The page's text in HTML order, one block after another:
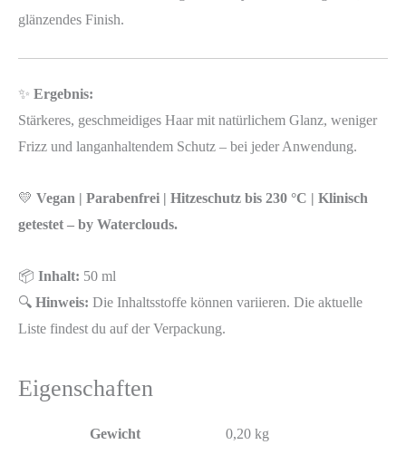
glänzendes Finish.
✨ Ergebnis:
Stärkeres, geschmeidiges Haar mit natürlichem Glanz, weniger
Frizz und langanhaltendem Schutz – bei jeder Anwendung.
💛 Vegan | Parabenfrei | Hitzeschutz bis 230 °C | Klinisch
getestet – by Waterclouds.
📦 Inhalt: 50 ml
🔍 Hinweis: Die Inhaltsstoffe können variieren. Die aktuelle
Liste findest du auf der Verpackung.
Eigenschaften
Gewicht 0,20 kg